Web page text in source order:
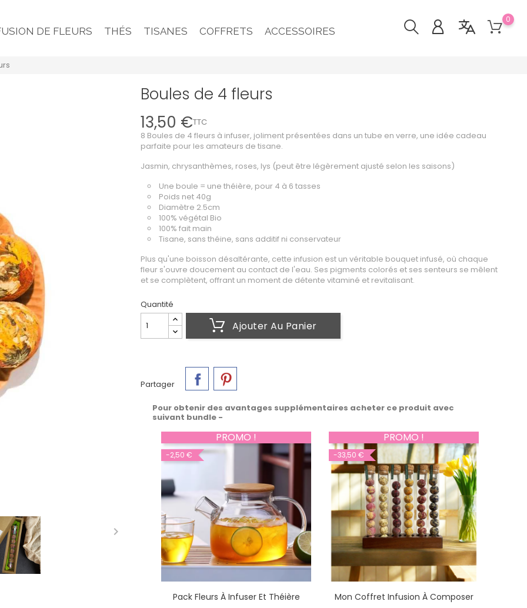
DE FLEURS THÉS TISANES COFFRETS ACCESSOIRES
0

Boules de 4 fleurs
13,50 €TTC
8 Boules de 4 fleurs à infuser, joliment présentées dans un tube en verre, une idée cadeau
parfaite pour les amateurs de tisane.
Jasmin, chrysanthèmes, roses, lys (peut être légèrement ajusté selon les saisons)
Une boule = une théière, pour 4 à 6 tasses
Poids net 40g
Diamètre 2.5cm
100% végétal Bio
100% fait main
Tisane, sans théine, sans additif ni conservateur
Plus qu'une boisson désaltérante, cette infusion est un véritable bouquet infusé, où chaque
fleur s'ouvre doucement au contact de l'eau. Ses pigments colorés et ses senteurs se mêlent
et se complètent, offrant un moment de détente vitaminé et revitalisant.
Quantité
Ajouter Au Panier
Partager
Pour obtenir des avantages supplémentaires acheter ce produit avec
suivant bundle -
Pack Fleurs À Infuser Et Théière
PROMO !
-2,50 €
Mon Coffret Infusion À Composer
PROMO !
-33,50 €